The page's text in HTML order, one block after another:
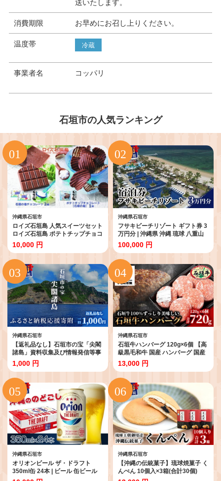
送いたします。
消費期限 お早めにお召し上りください。
温度帯 冷蔵
事業者名 コッパリ
石垣市の人気ランキング
沖縄県石垣市
ロイズ石垣島 人気スイーツセット
ロイズ石垣島 ポテトチップチョコ
レート［石垣の塩］ ＆ ロイズ石
垣島 石垣の塩チョコレート【石垣
の塩使用】ROYCE'
10,000 円
沖縄県石垣市
フサキビーチリゾート ギフト券 3
万円分 | 沖縄県 沖縄 琉球 八重山
石垣島 石垣市 フサキ ビーチリゾ
ート 宿泊券 国内旅行 リゾート ホ
テル 旅 旅行 宿泊補助券 観光 観光
地応援 チケット FR-001
100,000 円
沖縄県石垣市
【返礼品なし】石垣市の宝「尖閣
諸島」資料収集及び情報発信等事
業 の為の寄附(1,000円)
1,000 円
沖縄県石垣市
石垣牛ハンバーグ 120g×6個 【高
級黒毛和牛 国産 ハンバーグ 国産
牛 石垣牛 沖縄県 沖縄 琉球 八重山
八重山諸島 石垣島 石垣 ハンバー
グ】AB-16-1
13,000 円
沖縄県石垣市
オリオンビール ザ・ドラフト
350ml缶 24本 | ビール 缶ビール
オリオン ドラフト 350ml 沖縄 石
沖縄県石垣市
【沖縄の伝統菓子】琉球焼菓子 く
んぺん 10個入×3箱(合計30個)
【練り胡麻の香ばしさとコクのあ